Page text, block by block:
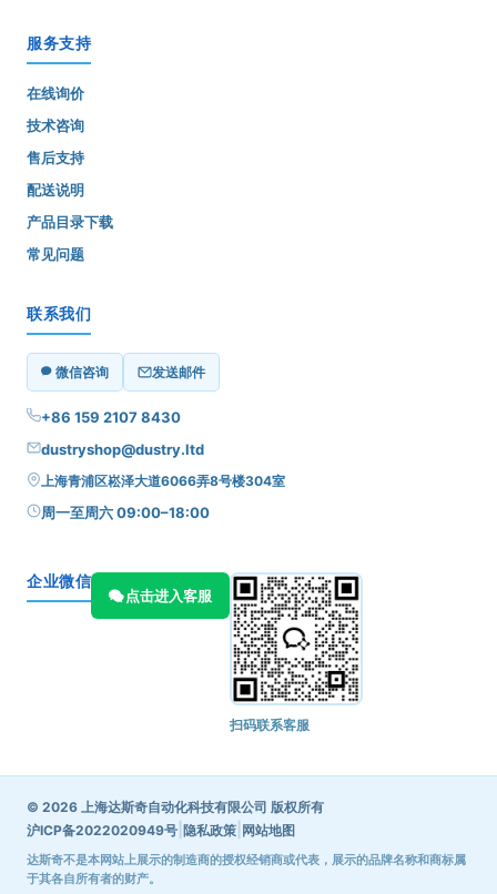
服务支持
在线询价
技术咨询
售后支持
配送说明
产品目录下载
常见问题
联系我们
微信咨询 发送邮件
+86 159 2107 8430
dustryshop@dustry.ltd
上海青浦区崧泽大道6066弄8号楼304室
周一至周六 09:00–18:00
企业微信
点击进入客服
扫码联系客服
© 2026 上海达斯奇自动化科技有限公司 版权所有
沪ICP备2022020949号 隐私政策 网站地图
达斯奇不是本网站上展示的制造商的授权经销商或代表，展示的品牌名称和商标属
于其各自所有者的财产。